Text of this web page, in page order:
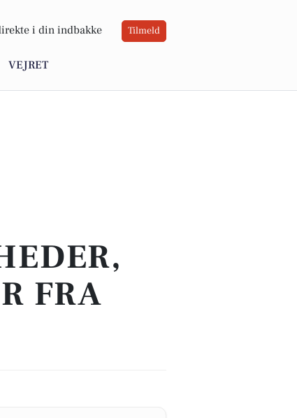
i din indbakke Tilmeld
VEJRET
FRA